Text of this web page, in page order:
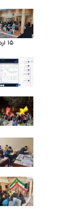
۱۵ اردیبهشت ۰۵